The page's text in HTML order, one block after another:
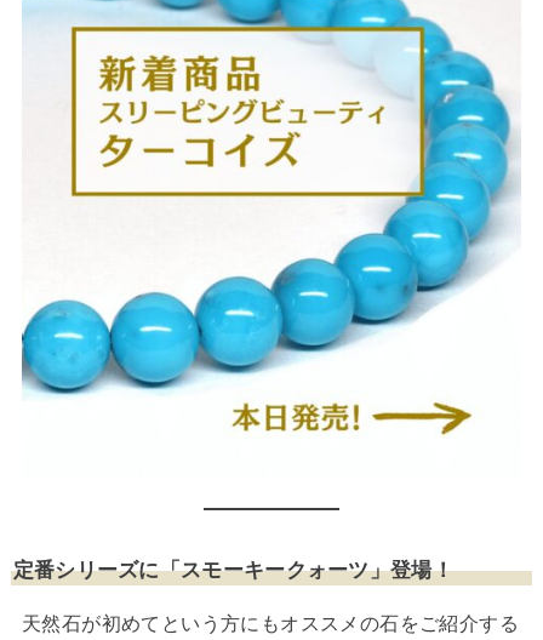
定番シリーズに「スモーキークォーツ」登場！
天然石が初めてという方にもオススメの石をご紹介する